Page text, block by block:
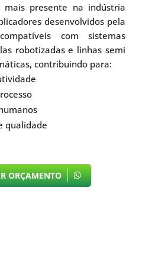
mais presente na indústria
desenvolvidos pela
com sistemas
robotizadas e linhas semi
contribuindo para:
qualidade
ORÇAMENTO